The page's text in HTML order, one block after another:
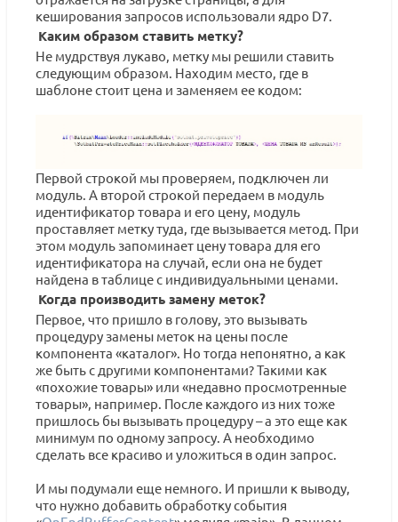
кеширования запросов использовали ядро D7.
Каким образом ставить метку?
Не мудрствуя лукаво, метку мы решили ставить
следующим образом. Находим место, где в
шаблоне стоит цена и заменяем ее кодом:
Первой строкой мы проверяем, подключен ли
модуль. А второй строкой передаем в модуль
идентификатор товара и его цену, модуль
проставляет метку туда, где вызывается метод. При
этом модуль запоминает цену товара для его
идентификатора на случай, если она не будет
найдена в таблице с индивидуальными ценами.
Когда производить замену меток?
Первое, что пришло в голову, это вызывать
процедуру замены меток на цены после
компонента «каталог». Но тогда непонятно, а как
же быть с другими компонентами? Такими как
«похожие товары» или «недавно просмотренные
товары», например. После каждого из них тоже
пришлось бы вызывать процедуру – а это еще как
минимум по одному запросу. А необходимо
сделать все красиво и уложиться в один запрос.
И мы подумали еще немного. И пришли к выводу,
что нужно добавить обработку события